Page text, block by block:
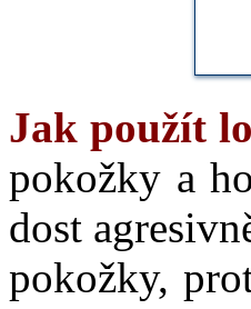
Jak použít
pokožky a
dost
pokožky,